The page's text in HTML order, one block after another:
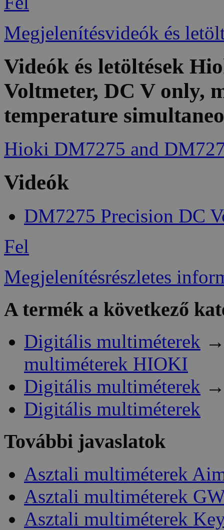
Megjelenítésvideók és
Videók és letöltések
Voltmeter, DC V only,
temperature
Hioki DM7275 and
Videók
DM7275 Precision DC
Fel
Megjelenítésrészletes
A termék a következő
Digitális multiméterek
multiméterek HIOKI
Digitális multiméterek
Digitális multiméterek
További javaslatok
Asztali multiméterek
Asztali multiméterek
Asztali multiméterek